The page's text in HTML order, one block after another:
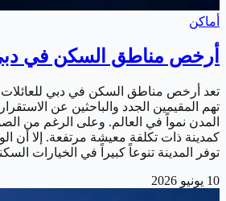
أماكن
أرخص مناطق السكن في دبي
تعد أرخص مناطق السكن في دبي للعائلات
تهم المقيمين الجدد والباحثين عن
المدن نمواً في العالم. وعلى الرغم من
كمدينة ذات تكلفة معيشة مرتفعة. إلا أن
توفر المدينة تنوعاً كبيراً في الخيارات
10 يونيو 2026